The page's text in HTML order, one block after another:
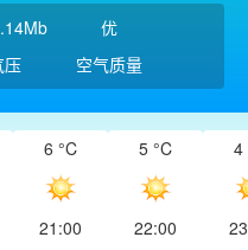
压
优
空气质量
6 °C
21:00
5 °C
22:00
4